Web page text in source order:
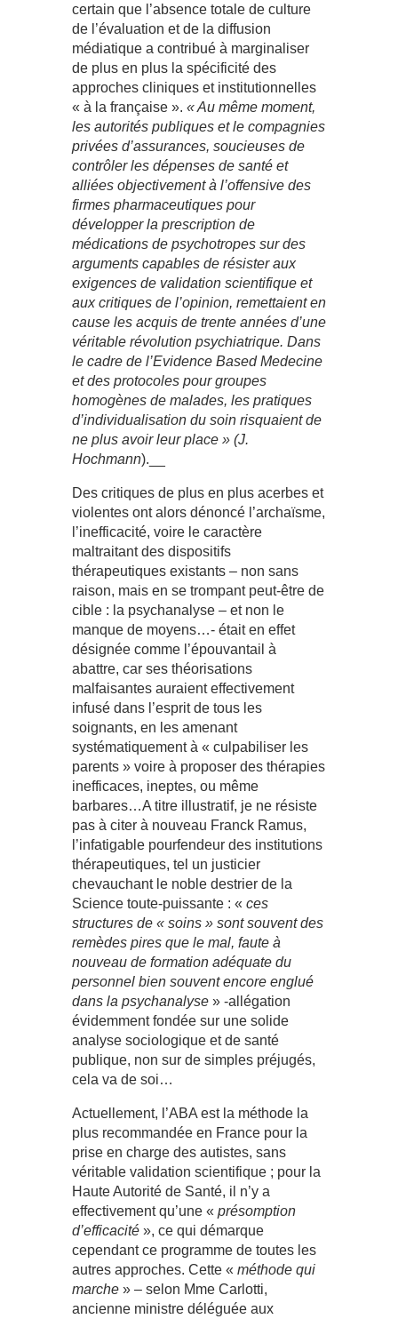
certain que l’absence totale de culture
de l’évaluation et de la diffusion
médiatique a contribué à marginaliser
de plus en plus la spécificité des
approches cliniques et institutionnelles
« à la française ». « Au même moment,
les autorités publiques et le compagnies
privées d’assurances, soucieuses de
contrôler les dépenses de santé et
alliées objectivement à l’offensive des
firmes pharmaceutiques pour
développer la prescription de
médications de psychotropes sur des
arguments capables de résister aux
exigences de validation scientifique et
aux critiques de l’opinion, remettaient en
cause les acquis de trente années d’une
véritable révolution psychiatrique. Dans
le cadre de l’Evidence Based Medecine
et des protocoles pour groupes
homogènes de malades, les pratiques
d’individualisation du soin risquaient de
ne plus avoir leur place » (J.
Hochmann).__
Des critiques de plus en plus acerbes et
violentes ont alors dénoncé l’archaïsme,
l’inefficacité, voire le caractère
maltraitant des dispositifs
thérapeutiques existants – non sans
raison, mais en se trompant peut-être de
cible : la psychanalyse – et non le
manque de moyens…- était en effet
désignée comme l’épouvantail à
abattre, car ses théorisations
malfaisantes auraient effectivement
infusé dans l’esprit de tous les
soignants, en les amenant
systématiquement à « culpabiliser les
parents » voire à proposer des thérapies
inefficaces, ineptes, ou même
barbares…A titre illustratif, je ne résiste
pas à citer à nouveau Franck Ramus,
l’infatigable pourfendeur des institutions
thérapeutiques, tel un justicier
chevauchant le noble destrier de la
Science toute-puissante : « ces
structures de « soins » sont souvent des
remèdes pires que le mal, faute à
nouveau de formation adéquate du
personnel bien souvent encore englué
dans la psychanalyse» -allégation
évidemment fondée sur une solide
analyse sociologique et de santé
publique, non sur de simples préjugés,
cela va de soi…
Actuellement, l’ABA est la méthode la
plus recommandée en France pour la
prise en charge des autistes, sans
véritable validation scientifique ; pour la
Haute Autorité de Santé, il n’y a
effectivement qu’une « présomption
d’efficacité», ce qui démarque
cependant ce programme de toutes les
autres approches. Cette « méthode qui
marche» – selon Mme Carlotti,
ancienne ministre déléguée aux